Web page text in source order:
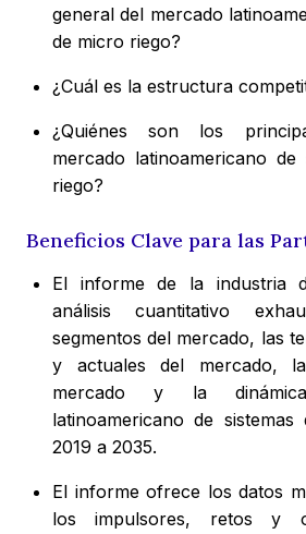
general del mercado
de micro riego?
¿Cuál es la estructura
¿Quiénes son los
mercado latinoamericano de
riego?
Beneficios Clave para las
El informe de la industria
análisis cuantitativo
segmentos del mercado, las
y actuales del mercado,
mercado y la
latinoamericano de
2019 a 2035.
El informe ofrece los datos
los impulsores, retos y